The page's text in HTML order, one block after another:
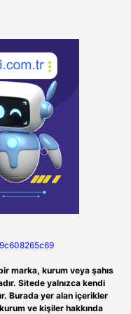
marka, kurum veya şahıs
Sitede yalnızca kendi
Burada yer alan içerikler
ve kişiler hakkında